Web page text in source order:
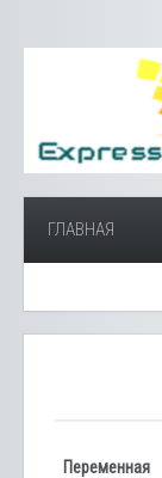
ГЛАВНАЯ
Переменная